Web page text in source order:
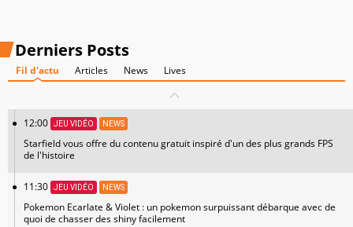
Derniers Posts
Fil d'actu Articles News Lives
12:00 JEU VIDÉO NEWS
Starfield vous offre du contenu gratuit inspiré d'un des plus grands FPS
de l'histoire
11:30 JEU VIDÉO NEWS
Pokemon Ecarlate & Violet : un pokemon surpuissant débarque avec de
quoi de chasser des shiny facilement